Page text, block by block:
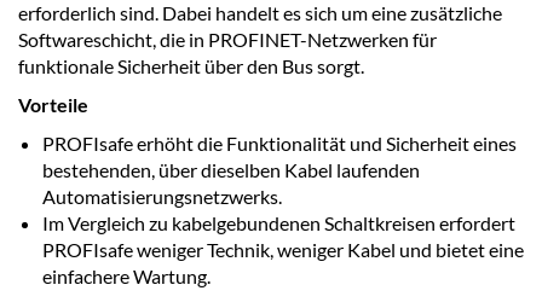
erforderlich sind. Dabei handelt es sich um eine zusätzliche
Softwareschicht, die in PROFINET-Netzwerken für
funktionale Sicherheit über den Bus sorgt.
Vorteile
PROFIsafe erhöht die Funktionalität und Sicherheit eines
bestehenden, über dieselben Kabel laufenden
Automatisierungsnetzwerks.
Im Vergleich zu kabelgebundenen Schaltkreisen erfordert
PROFIsafe weniger Technik, weniger Kabel und bietet eine
einfachere Wartung.